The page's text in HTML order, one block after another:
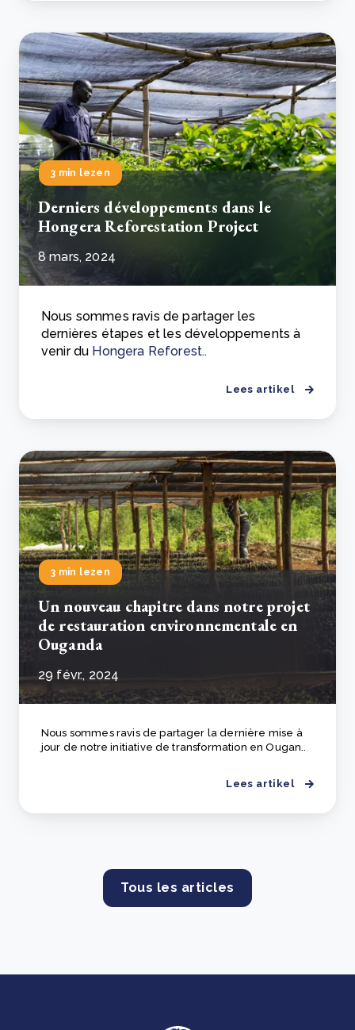
3 min lezen
Derniers développements dans le
Hongera Reforestation Project
8 mars, 2024
Nous sommes ravis de partager les
dernières étapes et les développements à
venir du Hongera Reforest..
Lees artikel
3 min lezen
Un nouveau chapitre dans notre projet
de restauration environnementale en
Ouganda
29 févr., 2024
Nous sommes ravis de partager la dernière mise à
jour de notre initiative de transformation en Ougan..
Lees artikel
Tous les articles